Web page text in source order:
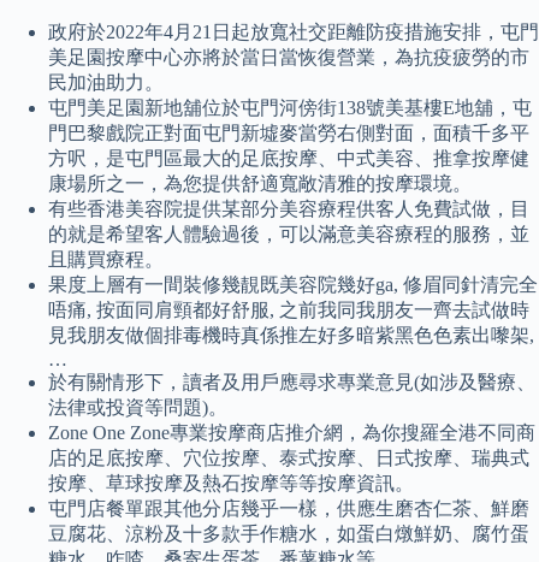
政府於2022年4月21日起放寬社交距離防疫措施安排，屯門
美足園按摩中心亦將於當日當恢復營業，為抗疫疲勞的市
民加油助力。
屯門美足園新地舖位於屯門河傍街138號美基樓E地舖，屯
門巴黎戲院正對面屯門新墟麥當勞右側對面，面積千多平
方呎，是屯門區最大的足底按摩、中式美容、推拿按摩健
康場所之一，為您提供舒適寬敞清雅的按摩環境。
有些香港美容院提供某部分美容療程供客人免費試做，目
的就是希望客人體驗過後，可以滿意美容療程的服務，並
且購買療程。
果度上層有一間裝修幾靚既美容院幾好ga, 修眉同針清完全
唔痛, 按面同肩頸都好舒服, 之前我同我朋友一齊去試做時
見我朋友做個排毒機時真係推左好多暗紫黑色色素出嚟架,
…
於有關情形下，讀者及用戶應尋求專業意見(如涉及醫療、
法律或投資等問題)。
Zone One Zone專業按摩商店推介網，為你搜羅全港不同商
店的足底按摩、穴位按摩、泰式按摩、日式按摩、瑞典式
按摩、草球按摩及熱石按摩等等按摩資訊。
屯門店餐單跟其他分店幾乎一樣，供應生磨杏仁茶、鮮磨
豆腐花、涼粉及十多款手作糖水，如蛋白燉鮮奶、腐竹蛋